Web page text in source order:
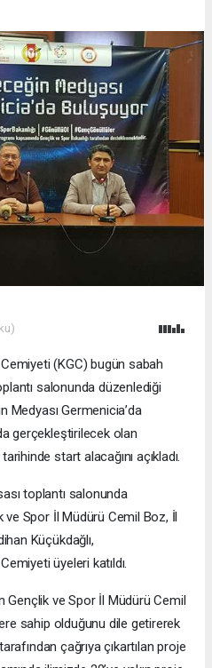
(KGC) bugün sabah
salonunda düzenlediği
Medyası Germenicia’da
gerçekleştirilecek olan
start alacağını açıkladı.
toplantı salonunda
Spor İl Müdürü Cemil Boz, İl
Küçükdağlı,
üyeleri katıldı.
Gençlik ve Spor İl Müdürü Cemil
sahip olduğunu dile getirerek
çağrıya çıkartılan proje